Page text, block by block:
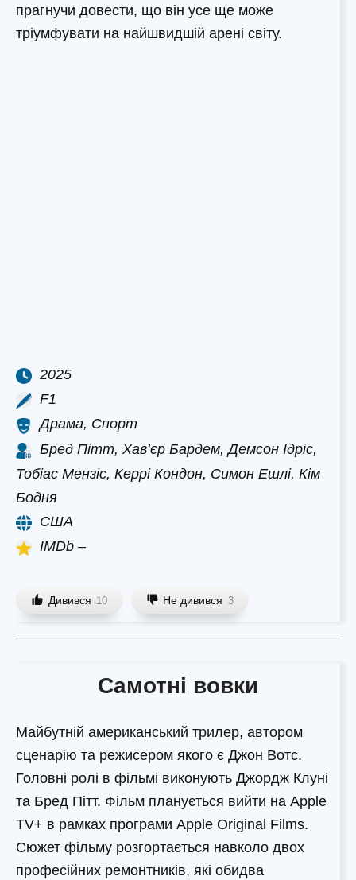
прагнучи довести, що він усе ще може
тріумфувати на найшвидшій арені світу.
2025
F1
Драма, Спорт
Бред Пітт, Хав’єр Бардем, Демсон Ідріс,
Тобіас Мензіс, Керрі Кондон, Симон Ешлі, Кім
Бодня
США
IMDb –
Дивився 10 Не дивився 3
Самотні вовки
Майбутній американський трилер, автором
сценарію та режисером якого є Джон Вотс.
Головні ролі в фільмі виконують Джордж Клуні
та Бред Пітт. Фільм планується вийти на Apple
TV+ в рамках програми Apple Original Films.
Сюжет фільму розгортається навколо двох
професійних ремонтників, які обидва